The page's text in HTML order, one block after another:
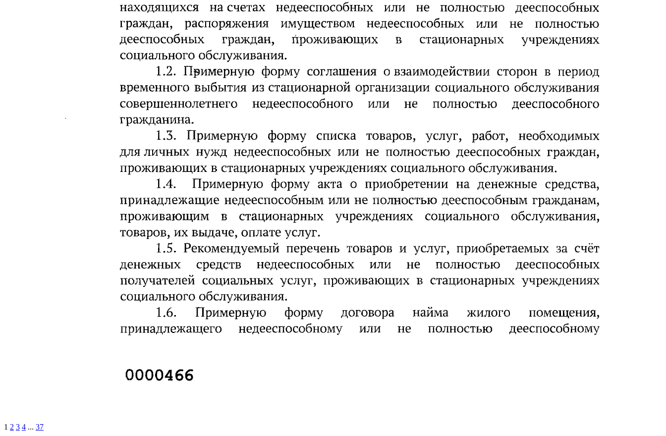
1 2 3 4 ... 37